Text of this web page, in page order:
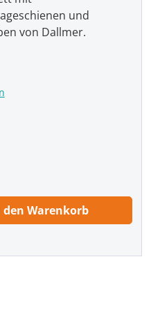
und
von Dallmer.
gewünschten
den Warenkorb